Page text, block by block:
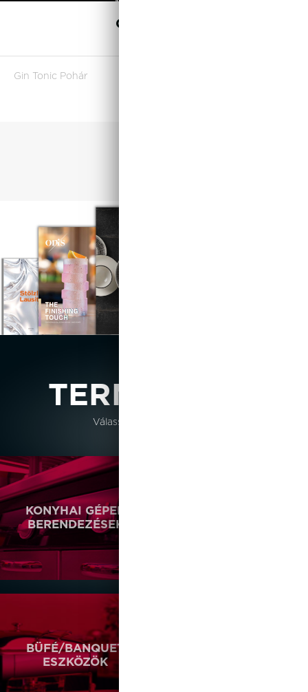
Gin & Tonic
Gin Tonic Pohár
TERMÉKEINK
Válasszon kategóriáinkból
KONYHAI GÉPEK
BERENDEZÉSEK
ROZSDAMENTES
BÚTOROK
BÜFÉ/BANQUET
ESZKÖZÖK